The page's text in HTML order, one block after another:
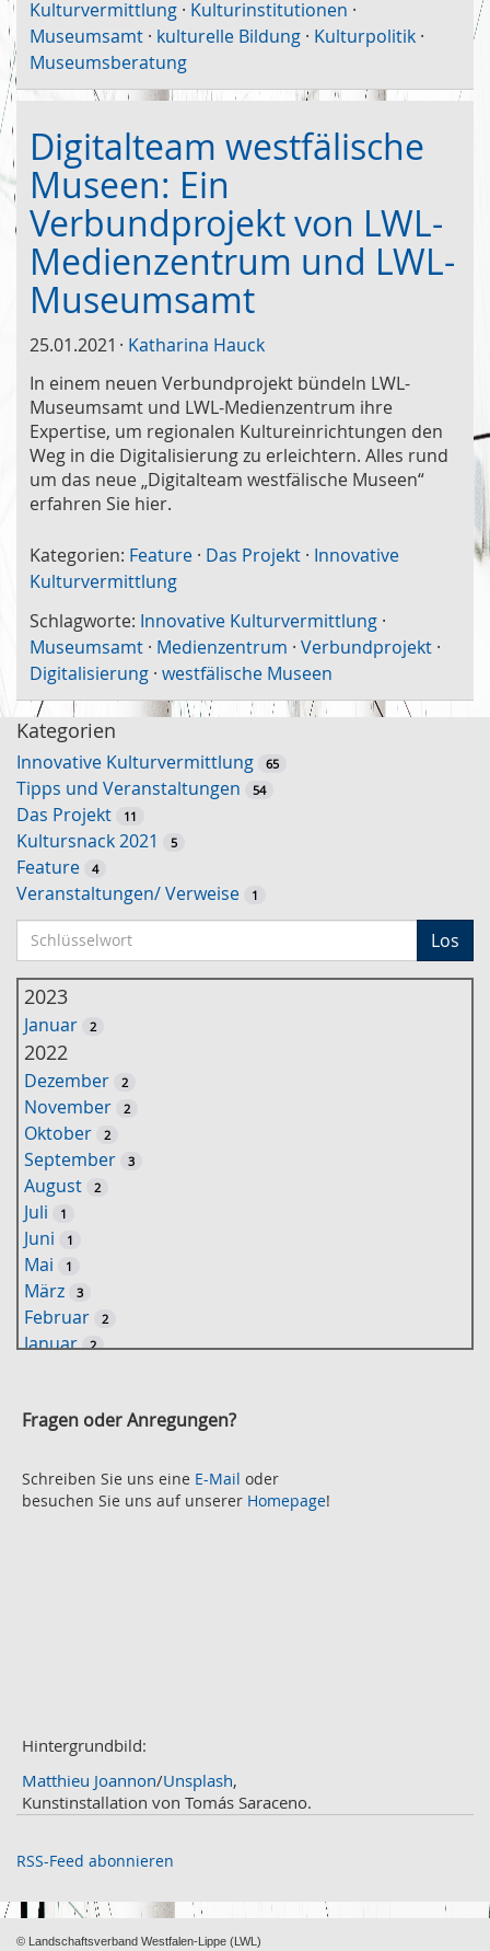
Kulturvermittlung · Kulturinstitutionen ·
Museumsamt · kulturelle Bildung · Kulturpolitik ·
Museumsberatung
Digitalteam westfälische
Museen: Ein
Verbundprojekt von LWL-
Medienzentrum und LWL-
Museumsamt
25.01.2021
Katharina Hauck
In einem neuen Verbundprojekt bündeln LWL-
Museumsamt und LWL-Medienzentrum ihre
Expertise, um regionalen Kultureinrichtungen den
Weg in die Digitalisierung zu erleichtern. Alles rund
um das neue „Digitalteam westfälische Museen“
erfahren Sie hier.
Kategorien: Feature · Das Projekt · Innovative
Kulturvermittlung
Schlagworte: Innovative Kulturvermittlung ·
Museumsamt · Medienzentrum · Verbundprojekt ·
Digitalisierung · westfälische Museen
Kategorien
Innovative Kulturvermittlung 65
Tipps und Veranstaltungen 54
Das Projekt 11
Kultursnack 2021 5
Feature 4
Veranstaltungen/ Verweise 1
c
h
ü
w
o
r
u
c
Los
2023
Januar 2
2022
Dezember 2
November 2
Oktober 2
September 3
August 2
Juli 1
Juni 1
Mai 1
März 3
Februar 2
Januar 2
Oktober 2
August 2
Juli 2
November 2
Oktober
September 2
August
Mai 2
Fragen oder Anregungen?
Schreiben Sie uns eine E-Mail oder
besuchen Sie uns auf unserer Homepage!
Hintergrundbild:
Matthieu Joannon/Unsplash,
Kunstinstallation von Tomás Saraceno.
RSS-Feed abonnieren
© Landschaftsverband Westfalen-Lippe (LWL)